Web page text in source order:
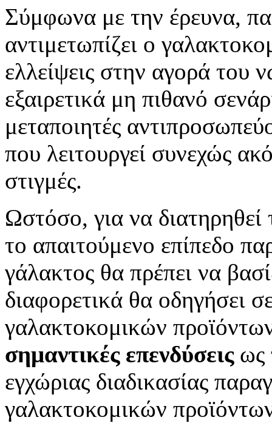
Σύμφωνα με την έρευνα,
αντιμετωπίζει ο
ελλείψεις στην αγορά του
εξαιρετικά μη πιθανό
μεταποιητές
που λειτουργεί συνεχώς
στιγμές.
Ωστόσο, για να
το απαιτούμενο επίπεδο
γάλακτος θα πρέπει να
διαφορετικά θα οδηγήσει
γαλακτοκομικών
σημαντικές επενδύσεις ως
εγχώριας διαδικασίας
γαλακτοκομικών